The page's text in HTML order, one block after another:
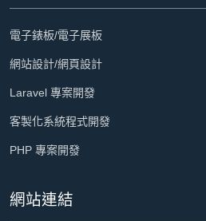
電子錶板/電子展板
網站設計/網頁設計
Laravel 專案開發
客製化系統程式開發
PHP 專案開發
網站連結